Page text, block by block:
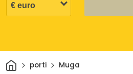
Casaporti Muga